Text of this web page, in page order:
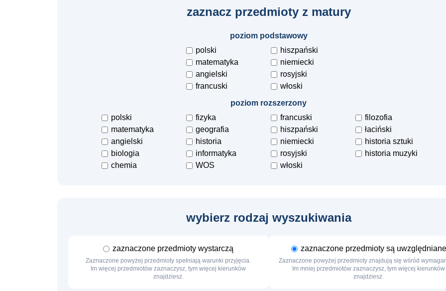
zaznacz przedmioty z matury
poziom podstawowy
polski
matematyka
angielski
francuski
hiszpański
niemiecki
rosyjski
włoski
poziom rozszerzony
polski
matematyka
angielski
biologia
chemia
fizyka
geografia
historia
informatyka
WOS
francuski
hiszpański
niemiecki
rosyjski
włoski
filozofia
łaciński
historia sztuki
historia muzyki
wybierz rodzaj wyszukiwania
zaznaczone przedmioty wystarczą
Zaznaczone powyżej przedmioty spełniają warunki przyjęcia.
Im więcej przedmiotów zaznaczysz, tym więcej kierunków
znajdziesz.
zaznaczone przedmioty są uwzględniane
Zaznaczone powyżej przedmioty znajdują się wśród
Im mniej przedmiotów zaznaczysz, tym więcej kierunków
znajdziesz.